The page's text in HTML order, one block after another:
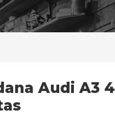
Audi A3 4